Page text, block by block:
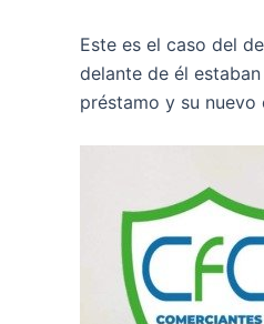
Este es el caso del
delante de él
préstamo y su